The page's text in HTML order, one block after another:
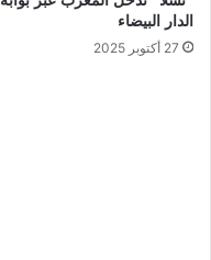
الدار البيضاء
27 أكتوبر 2025